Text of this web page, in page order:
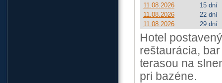
11.08.2026
15 dní
11.08.2026
22 dní
11.08.2026
29 dní
Hotel
reštaurácia,
terasou na
pri bazéne.